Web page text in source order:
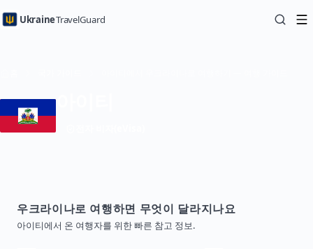
UkraineTravelGuard
우크라이나로 여행하면 무엇이 달라지나요
아이티에서 온 여행자를 위한 빠른 참고 정보.